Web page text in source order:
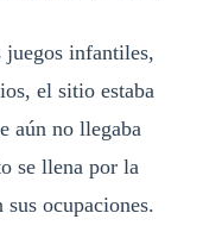
infantiles,
el sitio estaba
aún no llegaba
se llena por la
ocupaciones.